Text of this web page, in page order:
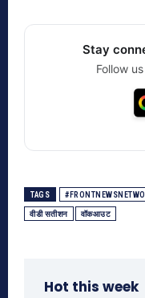
Stay
Follow
TAGS
वीडी सतीशन वॉकआउट
Hot this week